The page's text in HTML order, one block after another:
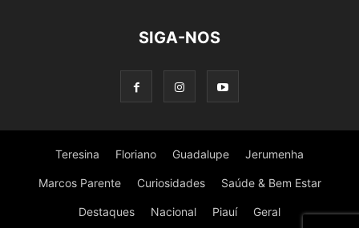
SIGA-NOS
Teresina Floriano Guadalupe Jerumenha
Marcos Parente Curiosidades Saúde & Bem Estar
Destaques Nacional Piauí Geral